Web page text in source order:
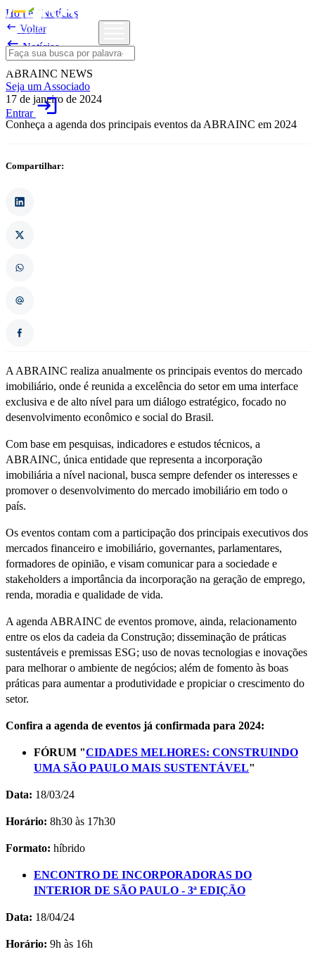
Seja um Associado
Entrarlogin
Home/Notícias
 Voltar
Notícias
ABRAINC NEWS
17 de janeiro de 2024
Conheça a agenda dos principais eventos da ABRAINC em 2024
Compartilhar:
A ABRAINC realiza anualmente os principais eventos do mercado
imobiliário, onde é reunida a excelência do setor em uma interface
exclusiva e de alto nível para um diálogo estratégico, focado no
desenvolvimento econômico e social do Brasil.
Com base em pesquisas, indicadores e estudos técnicos, a
ABRAINC, única entidade que representa a incorporação
imobiliária a nível nacional, busca sempre defender os interesses e
promover o desenvolvimento do mercado imobiliário em todo o
país.
Os eventos contam com a participação dos principais executivos dos
mercados financeiro e imobiliário, governantes, parlamentares,
formadores de opinião, e visam comunicar para a sociedade e
stakeholders a importância da incorporação na geração de emprego,
renda, moradia e qualidade de vida.
A agenda ABRAINC de eventos promove, ainda, relacionamento
entre os elos da cadeia da Construção; disseminação de práticas
sustentáveis e premissas ESG; uso de novas tecnologias e inovações
para melhorar o ambiente de negócios; além de fomento às boas
práticas para aumentar a produtividade e propiciar o crescimento do
setor.
Confira a agenda de eventos já confirmada para 2024:
FÓRUM "CIDADES MELHORES: CONSTRUINDO
UMA SÃO PAULO MAIS SUSTENTÁVEL"
Data: 18/03/24
Horário: 8h30 às 17h30
Formato: híbrido
ENCONTRO DE INCORPORADORAS DO
INTERIOR DE SÃO PAULO - 3ª EDIÇÃO
Data: 18/04/24
Horário: 9h às 16h